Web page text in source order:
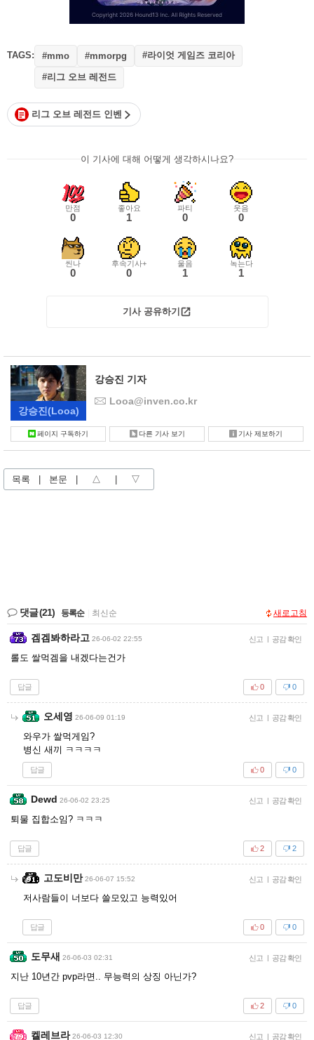
TAGS: #mmo #mmorpg #라이엇 게임즈 코리아
#리그 오브 레전드
리그 오브 레전드 인벤
이 기사에 대해 어떻게 생각하시나요?
만점
0
좋아요
1
파티
0
웃음
0
씬나
0
후속기사+
0
울음
1
녹는다
1
기사 공유하기
강승진 (Looa)
강승진 기자
Looa@inven.co.kr
페이지 구독하기 다른 기사 보기 기사 제보하기
목록 | 본문 | △ | ▽
댓글(21) 등록순 최신순 새로고침
겜겜봐하라고 26-06-02 22:55 신고 | 공감 확인
롤도 쌀먹겜을 내겠다는건가
답글 0
0
오세영 26-06-09 01:19 신고 | 공감 확인
와우가 쌀먹게임?
병신 새끼 ㅋㅋㅋㅋ
답글 0
0
Dewd 26-06-02 23:25 신고 | 공감 확인
퇴물 집합소임? ㅋㅋㅋ
답글 2
2
고도비만 26-06-07 15:52 신고 | 공감 확인
저사람들이 너보다 쓸모있고 능력있어
답글 0
0
도무새 26-06-03 02:31 신고 | 공감 확인
지난 10년간 pvp라면.. 무능력의 상징 아닌가?
답글 0
2
켈레브라 26-06-03 12:30 신고 | 공감 확인